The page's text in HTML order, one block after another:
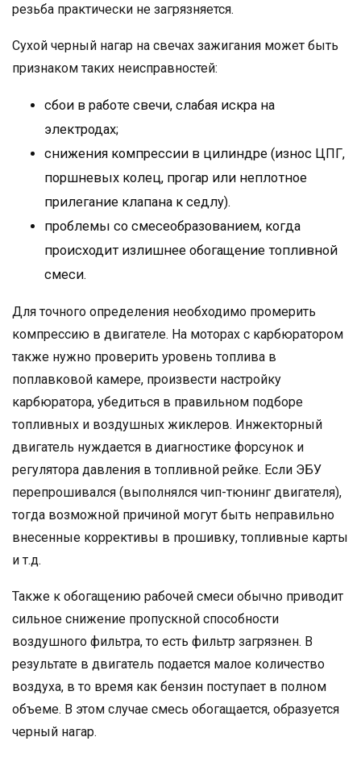
резьба практически не загрязняется.
Сухой черный нагар на свечах зажигания может быть
признаком таких неисправностей:
сбои в работе свечи, слабая искра на
электродах;
снижения компрессии в цилиндре (износ ЦПГ,
поршневых колец, прогар или неплотное
прилегание клапана к седлу).
проблемы со смесеобразованием, когда
происходит излишнее обогащение топливной
смеси.
Для точного определения необходимо промерить
компрессию в двигателе. На моторах с карбюратором
также нужно проверить уровень топлива в
поплавковой камере, произвести настройку
карбюратора, убедиться в правильном подборе
топливных и воздушных жиклеров. Инжекторный
двигатель нуждается в диагностике форсунок и
регулятора давления в топливной рейке. Если ЭБУ
перепрошивался (выполнялся чип-тюнинг двигателя),
тогда возможной причиной могут быть неправильно
внесенные коррективы в прошивку, топливные карты
и т.д.
Также к обогащению рабочей смеси обычно приводит
сильное снижение пропускной способности
воздушного фильтра, то есть фильтр загрязнен. В
результате в двигатель подается малое количество
воздуха, в то время как бензин поступает в полном
объеме. В этом случае смесь обогащается, образуется
черный нагар.